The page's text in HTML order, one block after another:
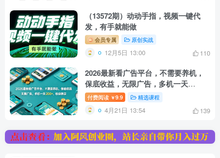
（13572期）动动手指，视频一键代
发，有手就能做
会员专属 原创实战
12月5日 13:00 110
2026最新看广告平台，不需要养机，
保底收益，无限广告，多机一天
200+，收益稳定【揭秘】
付费阅读 ￥9.9 精选课程
4月21日 13:54 139